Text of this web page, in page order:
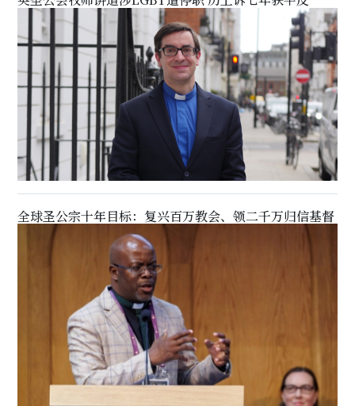
全球圣公宗十年目标：复兴百万教会、领二千万归信基督